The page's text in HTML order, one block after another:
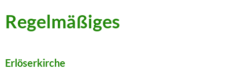
Regelmäßiges
Erlöserkirche